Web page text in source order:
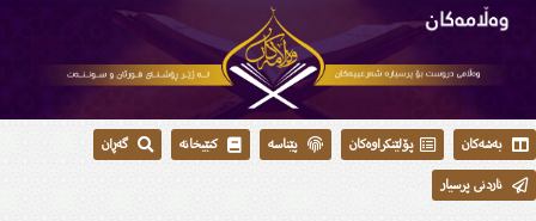
بەشەکان پۆلێنکراوەکان پێناسە کتێبخانە
گەڕان
ناردنی پرسیار